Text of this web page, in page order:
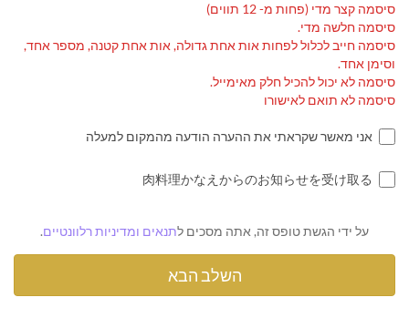
סיסמה קצר מדי (פחות מ- 12 תווים)
סיסמה חלשה מדי.
סיסמה חייב לכלול לפחות אות אחת גדולה, אות אחת קטנה, מספר אחד,
וסימן אחד.
סיסמה לא יכול להכיל חלק מאימייל.
סיסמה לא תואם לאישורו
אני מאשר שקראתי את ההערה הודעה מהמקום למעלה
肉料理かなえからのお知らせを受け取る
על ידי הגשת טופס זה, אתה מסכים לתנאים ומדיניות רלוונטיים.